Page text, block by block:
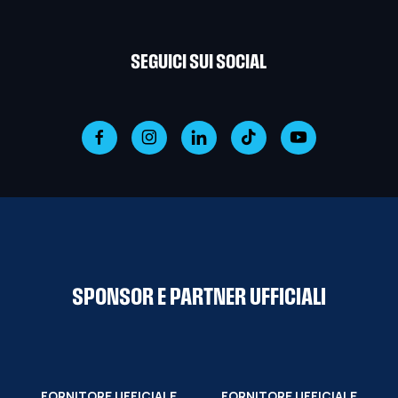
SEGUICI SUI SOCIAL
SPONSOR E PARTNER UFFICIALI